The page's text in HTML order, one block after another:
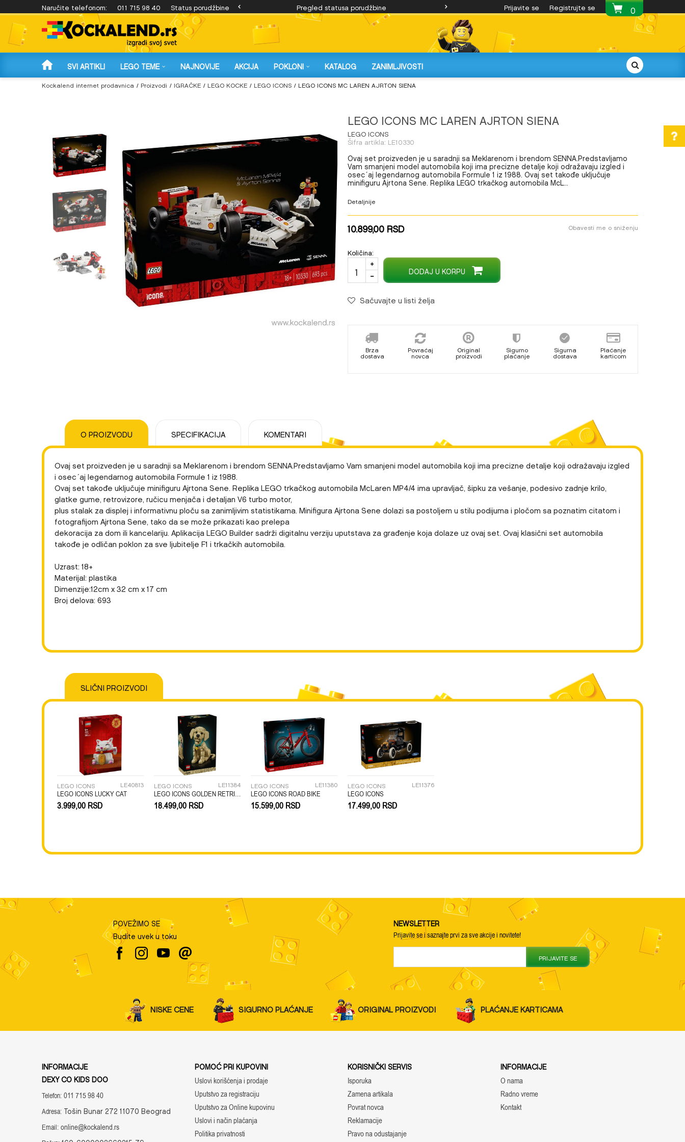
Naručite telefonom: 011 715 98 40 Status porudžbine
Plaćanje na 3 rate karticama Banca Intese! Pregled statusa porudžbine Najatraktivnija LEGO® ponuda 0
Prijavite se Registrujte se
SVI ARTIKLI LEGO TEME NAJNOVIJE AKCIJA POKLONI KATALOG ZANIMLJIVOSTI
Kockalend internet prodavnica Proizvodi IGRAČKE LEGO KOCKE LEGO ICONS LEGO ICONS MC LAREN AJRTON SIENA
LEGO ICONS MC LAREN AJRTON SIENA
LEGO ICONS
Šifra artikla:LE10330
Ovaj set proizveden je u saradnji sa Meklarenom i brendom SENNA.Predstavljamo
Vam smanjeni model automobila koji ima precizne detalje koji odražavaju izgled i
osec´aj legendarnog automobila Formule 1 iz 1988. Ovaj set takođe uključuje
minifiguru Ajrtona Sene. Replika LEGO trkačkog automobila McL...
Detaljnije
10.899,00RSD Obavesti me o sniženju
Količina:
DODAJ U KORPU
Sačuvajte u listi želja
Brza
dostava
Povraćaj
novca
Original
proizvodi
Sigurno
plaćanje
Sigurna
dostava
Plaćanje
karticom
O PROIZVODU SPECIFIKACIJA KOMENTARI
Ovaj set proizveden je u saradnji sa Meklarenom i brendom SENNA.Predstavljamo Vam smanjeni model automobila koji ima precizne detalje koji odražavaju izgled
i osec´aj legendarnog automobila Formule 1 iz 1988.
Ovaj set takođe uključuje minifiguru Ajrtona Sene. Replika LEGO trkačkog automobila McLaren MP4/4 ima upravljač, šipku za vešanje, podesivo zadnje krilo,
glatke gume, retrovizore, ručicu menjača i detaljan V6 turbo motor,
plus stalak za displej i informativnu ploču sa zanimljivim statistikama. Minifigura Ajrtona Sene dolazi sa postoljem u stilu podijuma i pločom sa poznatim citatom i
fotografijom Ajrtona Sene, tako da se može prikazati kao prelepa
dekoracija za dom ili kancelariju. Aplikacija LEGO Builder sadrži digitalnu verziju uputstava za građenje koja dolaze uz ovaj set. Ovaj klasični set automobila
takođe je odličan poklon za sve ljubitelje F1 i trkačkih automobila.
Uzrast: 18+
Materijal: plastika
Dimenzije:12cm x 32 cm x 17 cm
Broj delova: 693
Poruka
Anti-spam zaštita - izračunajte koliko je 2 + 3 :
POŠALJI
Uzrast
Brend
LEGO
SLIČNI PROIZVODI
LEGO ICONS LE40813
LEGO ICONS LUCKY CAT
3.999,00 RSD
LEGO ICONS LE11384
18.499,00 RSD
LEGO ICONS LE11380
LEGO ICONS ROAD BIKE
15.599,00 RSD
LEGO ICONS LE11376
LEGO ICONS
17.499,00 RSD
POVEŽIMO SE
Budite uvek u toku
NEWSLETTER
Prijavite se i saznajte prvi za sve akcije i novitete!
PRIJAVITE SE
NISKE CENE SIGURNO PLAĆANJE ORIGINAL PROIZVODI PLAĆANJE KARTICAMA
INFORMACIJE
DEXY CO KIDS DOO
Telefon: 011 715 98 40
Adresa: Tošin Bunar 272 11070 Beograd
Email: online@kockalend.rs
POMOĆ PRI KUPOVINI
Uslovi korišćenja i prodaje
Uputstvo za registraciju
Uputstvo za Online kupovinu
Uslovi i način plaćanja
Politika privatnosti
KORISNIČKI SERVIS
Isporuka
Zamena artikala
Povrat novca
Reklamacije
Pravo na odustajanje
INFORMACIJE
O nama
Radno vreme
Kontakt